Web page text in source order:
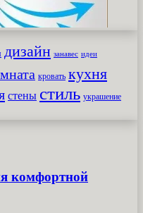
дизайн занавес идеи
кровать кухня
стены стиль украшение
комфортной